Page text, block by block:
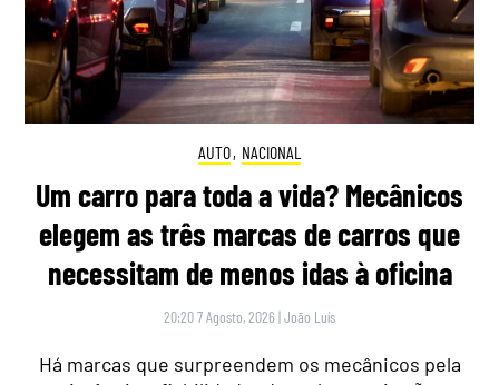
AUTO, NACIONAL
Um carro para toda a vida? Mecânicos
elegem as três marcas de carros que
necessitam de menos idas à oficina
20:20 7 Agosto, 2026 |João Luís
Há marcas que surpreendem os mecânicos pela